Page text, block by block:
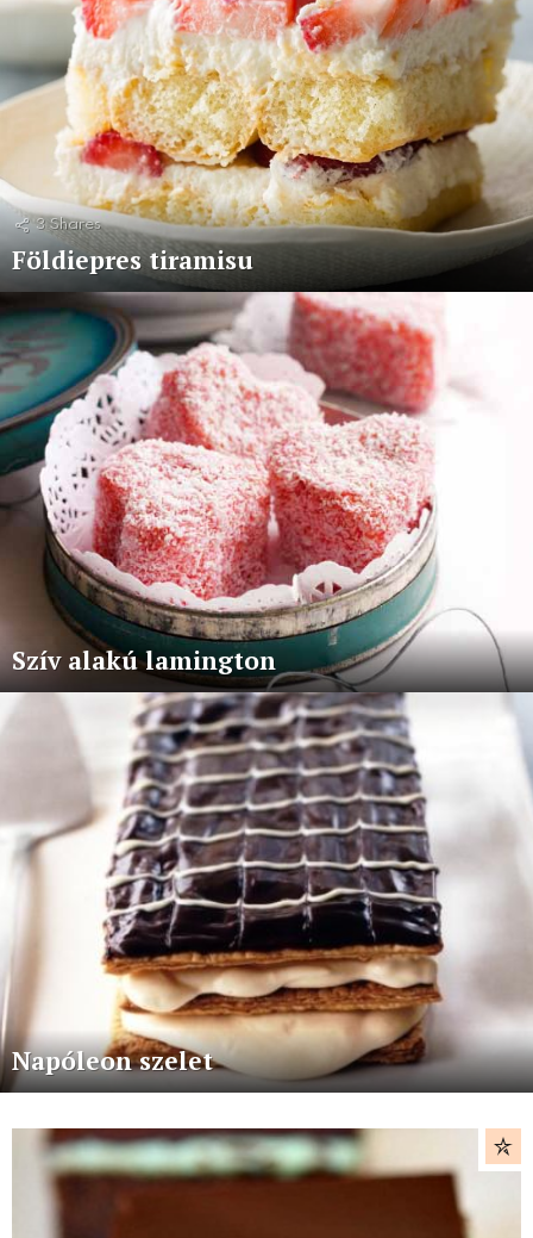
3 Shares
Földiepres tiramisu
Szív alakú lamington
Napóleon szelet
More
stories